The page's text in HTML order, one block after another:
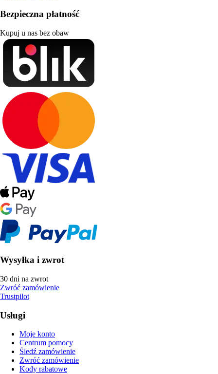
Bezpieczna płatność
Kupuj u nas bez obaw
Wysyłka i zwrot
30 dni na zwrot
Zwróć zamówienie
Trustpilot
Usługi
Moje konto
Centrum pomocy
Śledź zamówienie
Zwróć zamówienie
Kody rabatowe